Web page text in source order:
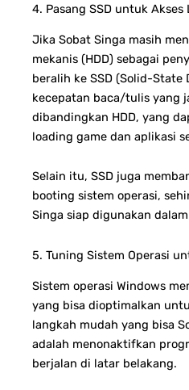
4. Pasang SSD untuk Akses
Jika Sobat Singa masih
mekanis (HDD) sebagai
beralih ke SSD (Solid-State
kecepatan baca/tulis yang
dibandingkan HDD, yang
loading game dan aplikasi
Selain itu, SSD juga
booting sistem operasi,
Singa siap digunakan
5. Tuning Sistem Operasi
Sistem operasi Windows
yang bisa dioptimalkan
langkah mudah yang bisa
adalah menonaktifkan
berjalan di latar belakang.